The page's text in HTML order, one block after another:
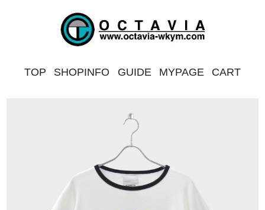
TOP SHOPINFO GUIDE MYPAGE CART